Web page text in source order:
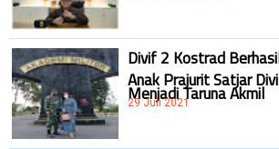
Divif 2 Kostrad
Anak Prajurit Satjar
Menjadi Taruna Akmil
29 Juli 2021